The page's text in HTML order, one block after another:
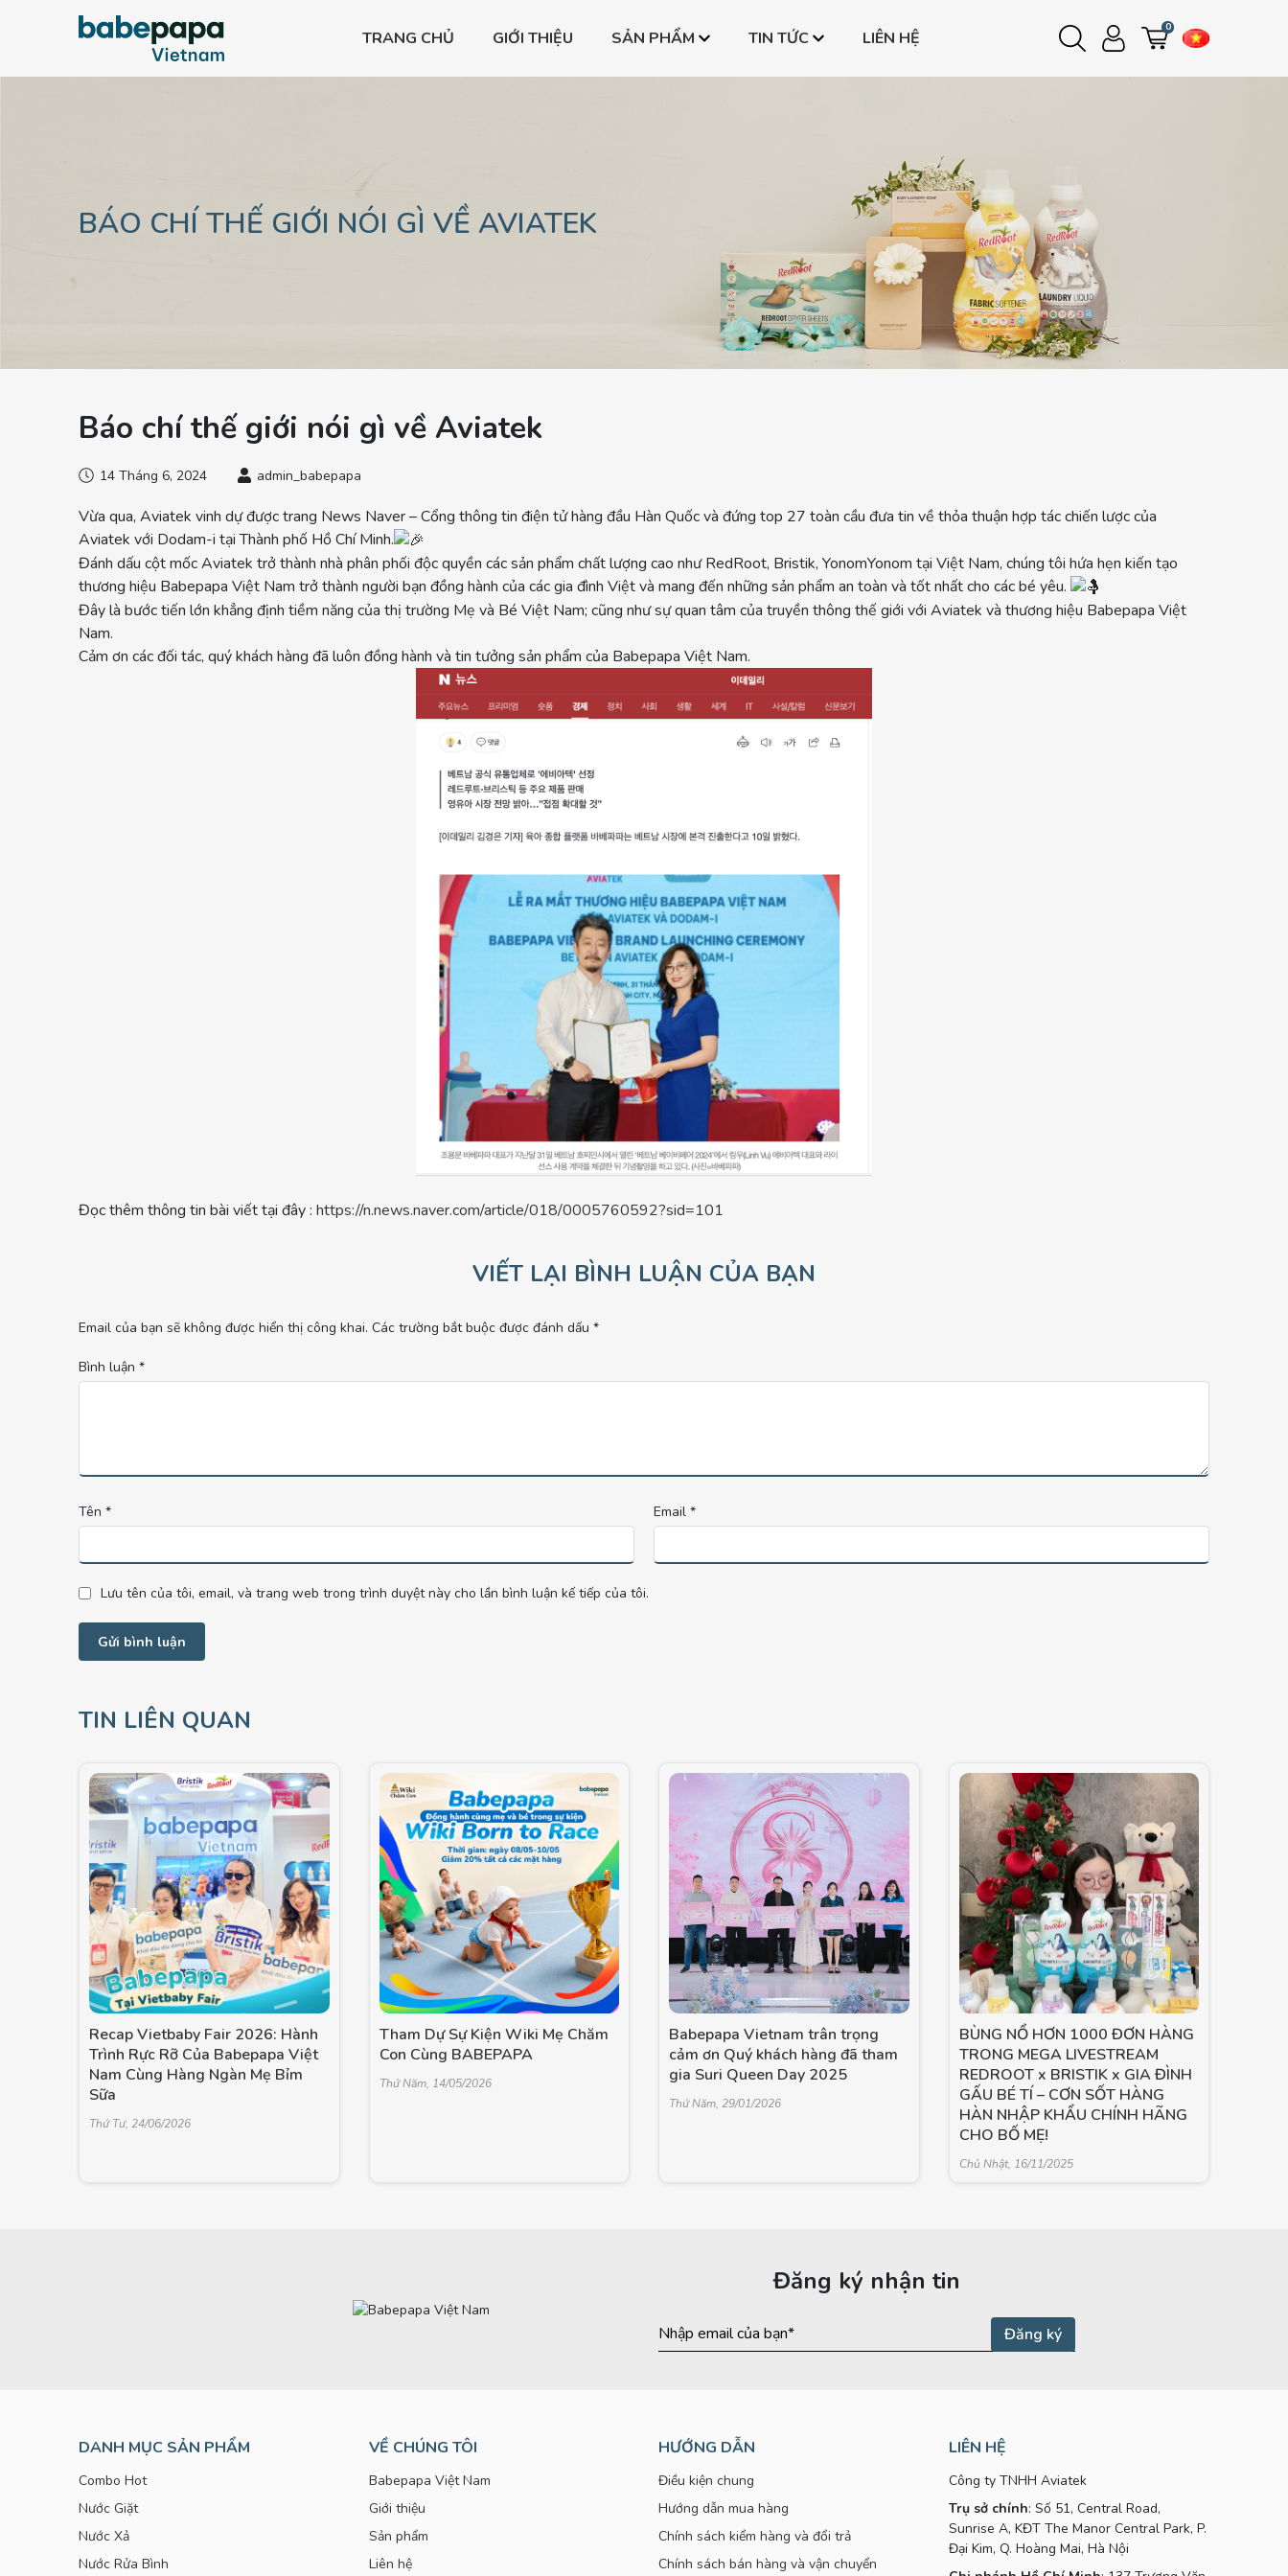
TRANG CHỦ GIỚI THIỆU SẢN PHẨM TIN TỨC LIÊN HỆ
0
Bình PPSU All-in-one
BÁO CHÍ THẾ GIỚI NÓI GÌ VỀ AVIATEK
Báo chí thế giới nói gì về Aviatek
14 Tháng 6, 2024 admin_babepapa
Vừa qua, Aviatek vinh dự được trang News Naver – Cổng thông tin điện tử hàng đầu Hàn Quốc và đứng top 27 toàn cầu đưa tin về thỏa thuận hợp tác chiến lược của
Aviatek với Dodam-i tại Thành phố Hồ Chí Minh.
Đánh dấu cột mốc Aviatek trở thành nhà phân phối độc quyền các sản phẩm chất lượng cao như RedRoot, Bristik, YonomYonom tại Việt Nam, chúng tôi hứa hẹn kiến tạo
thương hiệu Babepapa Việt Nam trở thành người bạn đồng hành của các gia đình Việt và mang đến những sản phẩm an toàn và tốt nhất cho các bé yêu.
Đây là bước tiến lớn khẳng định tiềm năng của thị trường Mẹ và Bé Việt Nam; cũng như sự quan tâm của truyền thông thế giới với Aviatek và thương hiệu Babepapa Việt
Nam.
Cảm ơn các đối tác, quý khách hàng đã luôn đồng hành và tin tưởng sản phẩm của Babepapa Việt Nam.
Đọc thêm thông tin bài viết tại đây : https://n.news.naver.com/article/018/0005760592?sid=101
VIẾT LẠI BÌNH LUẬN CỦA BẠN
Email của bạn sẽ không được hiển thị công khai. Các trường bắt buộc được đánh dấu *
Bình luận *
Tên * Email *
Lưu tên của tôi, email, và trang web trong trình duyệt này cho lần bình luận kế tiếp của tôi.
TIN LIÊN QUAN
Recap Vietbaby Fair 2026: Hành
Trình Rực Rỡ Của Babepapa Việt
Nam Cùng Hàng Ngàn Mẹ Bỉm
Sữa
Thứ Tư, 24/06/2026
Tham Dự Sự Kiện Wiki Mẹ Chăm
Con Cùng BABEPAPA
Thứ Năm, 14/05/2026
Babepapa Vietnam trân trọng
cảm ơn Quý khách hàng đã tham
gia Suri Queen Day 2025
Thứ Năm, 29/01/2026
BÙNG NỔ HƠN 1000 ĐƠN HÀNG
TRONG MEGA LIVESTREAM
REDROOT x BRISTIK x GIA ĐÌNH
GẤU BÉ TÍ – CƠN SỐT HÀNG
HÀN NHẬP KHẨU CHÍNH HÃNG
CHO BỐ MẸ!
Chủ Nhật, 16/11/2025
Đăng ký nhận tin
DANH MỤC SẢN PHẨM
Combo Hot
Nước Giặt
Nước Xả
Nước Rửa Bình
VỀ CHÚNG TÔI
Babepapa Việt Nam
Giới thiệu
Sản phẩm
Liên hệ
HƯỚNG DẪN
Điều kiện chung
Hướng dẫn mua hàng
Chính sách kiểm hàng và đổi trả
Chính sách bán hàng và vận chuyển
LIÊN HỆ
Công ty TNHH Aviatek
Trụ sở chính: Số 51, Central Road,
Sunrise A, KĐT The Manor Central Park, P.
Đại Kim, Q. Hoàng Mai, Hà Nội